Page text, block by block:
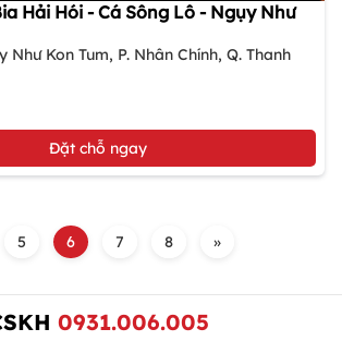
Hải Hói - Cá Sông Lô - Ngụy Như
Như Kon Tum, P. Nhân Chính, Q. Thanh
Đặt chỗ ngay
5 6 7 8 »
0931.006.005